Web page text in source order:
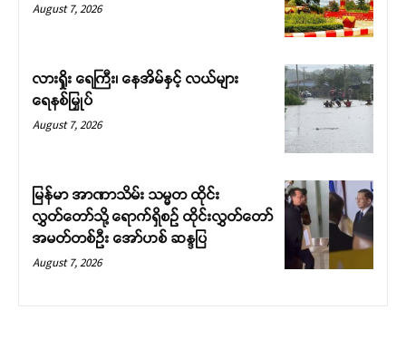
August 7, 2026
လားရှိုး ရေကြီး၊ နေအိမ်နှင့် လယ်များ
ရေနစ်မြှုပ်
August 7, 2026
မြန်မာ အာဏာသိမ်း သမ္မတ ထိုင်း
လွှတ်တော်သို့ ရောက်ရှိစဉ် ထိုင်းလွှတ်တော်
အမတ်တစ်ဦး အော်ဟစ် ဆန္ဒပြ
August 7, 2026